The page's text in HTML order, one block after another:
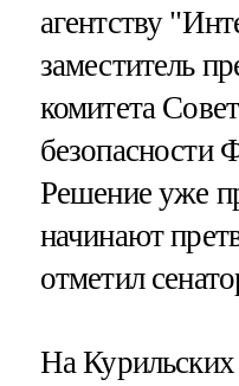
агентству
заместитель
комитета
безопасности
Решение уже
начинают
отметил
На Курильских